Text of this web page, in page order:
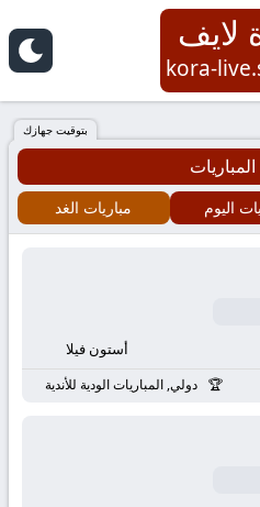
لايف
kora-
بتوقيت جهازك
اليوم مباريات الغد
أستون فيلا
دولي, المباريات الودية للأندية